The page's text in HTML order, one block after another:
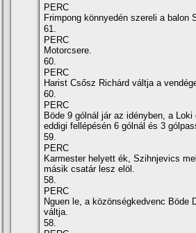
PERC
Frimpong könnyedén szereli a balon
61.
PERC
Motorcsere.
60.
PERC
Harist Csősz Richárd váltja a
60.
PERC
Böde 9 gólnál jár az idényben, a Loki
eddigi fellépésén 6 gólnál és 3
59.
PERC
Karmester helyett ék, Szihnjevics
másik csatár lesz elöl.
58.
PERC
Nguen le, a közönségkedvenc Böde
váltja.
58.